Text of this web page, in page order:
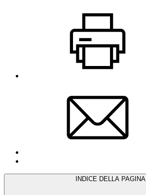
INDICE DELLA PAGINA